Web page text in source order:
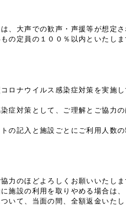
大声での歓声・声援等が想定さ
定員の１００％以内といたしま
ロナウイルス感染症対策を実施し
症対策として、ご理解とご協力
の記入と施設ごとにご利用人数
力のほどよろしくお願いいたしま
施設の利用を取りやめる場合は、
いて、当面の間、全額返金いた